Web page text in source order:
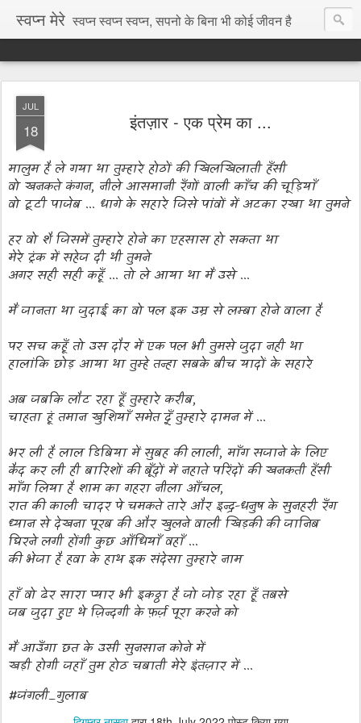
स्वप्न मेरे स्वप्न स्वप्न स्वप्न, सपनो के बिना भी कोई जीवन है
JUL
18 इंतज़ार - एक प्रेम का ...
मालुम है ले गया था तुम्हारे होठों की खिलखिलाती हँसी
वो खनकते कंगन, नीले आसमानी रँगों वाली काँच की चूड़ियाँ
वो टूटी पाजेब... धागे के सहारे जिसे पांवों में अटका रखा था तुमने
हर वो शै जिसमें तुम्हारे होने का एहसास हो सकता था
मेरे ट्रंक में सहेज दी थी तुमने
अगर सही सही कहूँ ... तो ले आया था मैं उसे ...
मैं जानता था जुदाई का वो पल इक उम्र से लम्बा होने वाला है
पर सच कहूँ तो उस दौर में एक पल भी तुमसे जुदा नही था
हालांकि छोड़ आया था तुम्हे तन्हा सबके बीच यादों के सहारे
अब जबकि लौट रहा हूँ तुम्हारे करीब,
चाहता हूं तमान खुशियाँ समेत दूँ तुम्हारे दामन में ...
भर ली है लाल डिबिया में सुबह की लाली, माँग सजाने के लिए
कैद कर ली ही बारिशों की बूँदों में नहाते परिंदों की खनकती हँसी
माँग लिया है शाम का गहरा नीला आँचल,
रात की काली चादर पे चमकते तारे और इन्द्र-धनुष के सुनहरी रँग
ध्यान से देखना पूरब की और खुलने वाली खिड़की की जानिब
घिरने लगी होंगी कुछ आँधियाँ वहाँ ...
की भेजा है हवा के हाथ इक संदेसा तुम्हारे नाम
हाँ वो ढेर सारा प्यार भी इकठ्ठा है जो जोड़ रहा हूँ तबसे
जब जुदा हुए थे ज़िन्दगी के फ़र्ज़ पूरा करने को
मैं आउँगा छत के उसी सुनसान कोने में
खड़ी होगी जहाँ तुम होठ चबाती मेरे इंतज़ार में ...
#जंगली_गुलाब